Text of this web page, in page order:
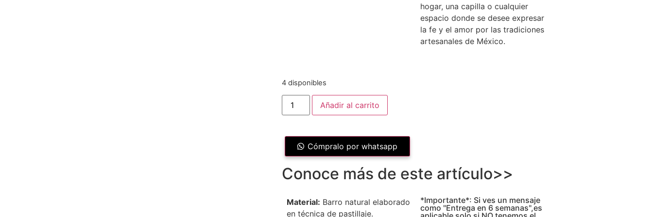
hogar, una capilla o cualquier
espacio donde se desee expresar
la fe y el amor por las tradiciones
artesanales de México.
4 disponibles
Añadir al carrito
Cómpralo por whatsapp
Conoce más de este artículo>>
Material: Barro natural elaborado
en técnica de pastillaje.
*Importante*: Si ves un mensaje
como "Entrega en 6 semanas",es